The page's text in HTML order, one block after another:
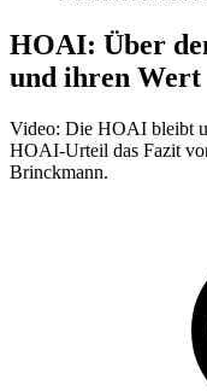
HOAI: Über
und ihren Wert
Video: Die HOAI bleibt
HOAI-Urteil das Fazit
Brinckmann.